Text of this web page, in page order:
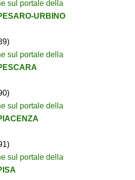
sul portale della
URBINO
sul portale della
sul portale della
sul portale della